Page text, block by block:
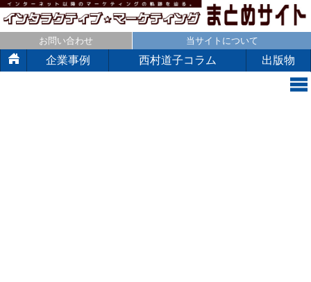
お問い合わせ 当サイトについて
企業事例 西村道子コラム 出版物